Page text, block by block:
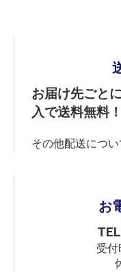
お届け先ごと
入で送料無料！
その他配送につい
お
TEL
受